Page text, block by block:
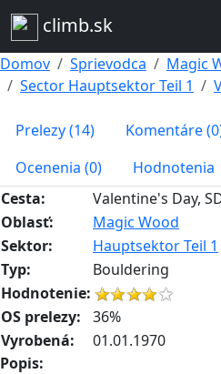
climb.sk
Domov Sprievodca
Magic
Sector Hauptsektor Teil 1
Prelezy (14) Komentáre
Ocenenia (0)
Hodnotenia
Cesta:
Valentine's Day,
Oblasť:
Magic Wood
Sektor:
Hauptsektor Teil 1
Typ:
Bouldering
Hodnotenie:
OS prelezy:
36%
Vyrobená:
01.01.1970
Popis: